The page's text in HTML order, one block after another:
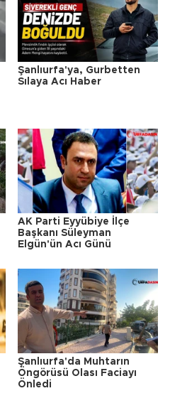
Şanlıurfa'ya, Gurbetten
Sılaya Acı Haber
AK Parti Eyyübiye İlçe
Başkanı Süleyman
Elgün'ün Acı Günü
Şanlıurfa'da Muhtarın
Öngörüsü Olası Faciayı
Önledi